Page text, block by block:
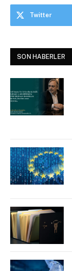
Twitter
SON HABERLER